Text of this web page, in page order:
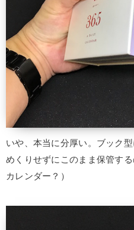
いや、本当に分厚い。ブック
めくりせずにこのまま保管す
カレンダー？）